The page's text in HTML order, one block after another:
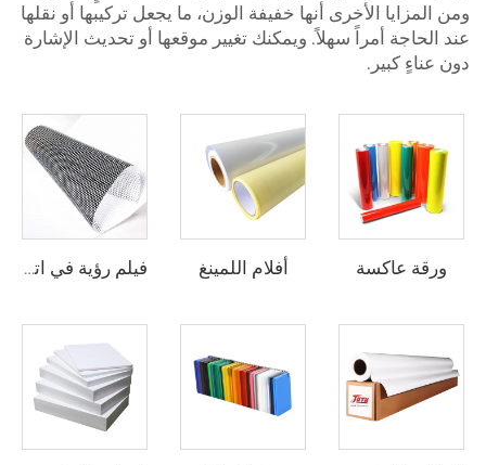
ومن المزايا الأخرى أنها خفيفة الوزن، ما يجعل تركيبها أو نقلها
عند الحاجة أمراً سهلاً. ويمكنك تغيير موقعها أو تحديث الإشارة
دون عناءٍ كبير.
ورقة عاكسة أفلام اللمينغ فيلم رؤية في اتجاه واحد